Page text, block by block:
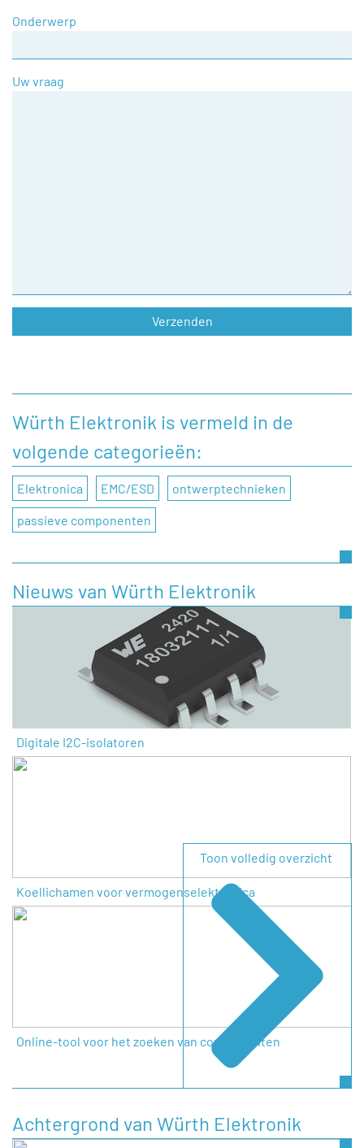
Onderwerp
Uw vraag
Würth Elektronik is vermeld in de
volgende categorieën:
Elektronica EMC/ESD ontwerptechnieken
passieve componenten
Nieuws van Würth Elektronik
Digitale I2C-isolatoren
Koellichamen voor vermogenselektronica
Online-tool voor het zoeken van componenten
Toon volledig overzicht
Achtergrond van Würth Elektronik